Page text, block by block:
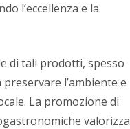
l’eccellenza e la
di tali prodotti, spesso
l’ambiente e
La promozione di
valorizza